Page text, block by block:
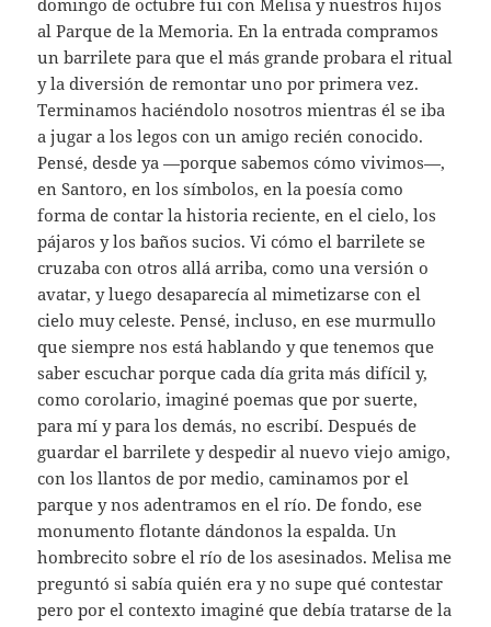
domingo de octubre fui con Melisa y nuestros hijos
al Parque de la Memoria. En la entrada compramos
un barrilete para que el más grande probara el ritual
y la diversión de remontar uno por primera vez.
Terminamos haciéndolo nosotros mientras él se iba
a jugar a los legos con un amigo recién conocido.
Pensé, desde ya —porque sabemos cómo vivimos—,
en Santoro, en los símbolos, en la poesía como
forma de contar la historia reciente, en el cielo, los
pájaros y los baños sucios. Vi cómo el barrilete se
cruzaba con otros allá arriba, como una versión o
avatar, y luego desaparecía al mimetizarse con el
cielo muy celeste. Pensé, incluso, en ese murmullo
que siempre nos está hablando y que tenemos que
saber escuchar porque cada día grita más difícil y,
como corolario, imaginé poemas que por suerte,
para mí y para los demás, no escribí. Después de
guardar el barrilete y despedir al nuevo viejo amigo,
con los llantos de por medio, caminamos por el
parque y nos adentramos en el río. De fondo, ese
monumento flotante dándonos la espalda. Un
hombrecito sobre el río de los asesinados. Melisa me
preguntó si sabía quién era y no supe qué contestar
pero por el contexto imaginé que debía tratarse de la